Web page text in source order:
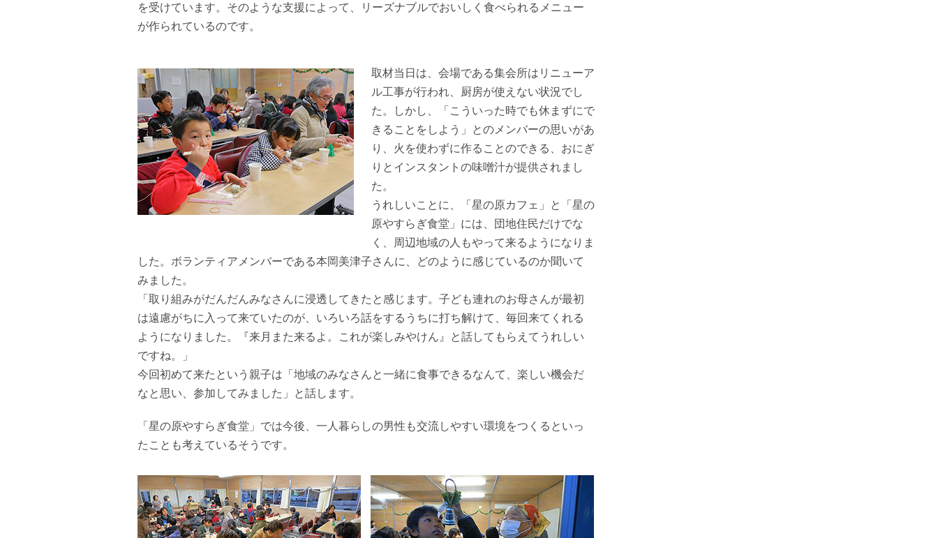
を受けています。そのような支援によって、リーズナブルでおいしく食べられるメニュー
が作られているのです。
取材当日は、会場である集会所はリニューア
ル工事が行われ、厨房が使えない状況でし
た。しかし、「こういった時でも休まずにで
きることをしよう」とのメンバーの思いがあ
り、火を使わずに作ることのできる、おにぎ
りとインスタントの味噌汁が提供されまし
た。
うれしいことに、「星の原カフェ」と「星の
原やすらぎ食堂」には、団地住民だけでな
く、周辺地域の人もやって来るようになりま
した。ボランティアメンバーである本岡美津子さんに、どのように感じているのか聞いて
みました。
「取り組みがだんだんみなさんに浸透してきたと感じます。子ども連れのお母さんが最初
は遠慮がちに入って来ていたのが、いろいろ話をするうちに打ち解けて、毎回来てくれる
ようになりました。『来月また来るよ。これが楽しみやけん』と話してもらえてうれしい
ですね。」
今回初めて来たという親子は「地域のみなさんと一緒に食事できるなんて、楽しい機会だ
なと思い、参加してみました」と話します。
「星の原やすらぎ食堂」では今後、一人暮らしの男性も交流しやすい環境をつくるといっ
たことも考えているそうです。